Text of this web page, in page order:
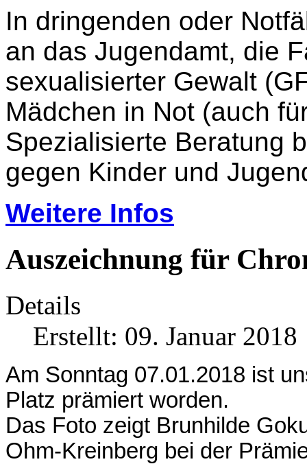
In dringenden oder
an das Jugendamt, die
sexualisierter Gewalt
Mädchen in Not (auch
Spezialisierte Beratung
gegen Kinder und
Weitere Infos
Auszeichnung für
Details
Erstellt: 09. Januar 2018
Am Sonntag 07.01.2018 ist
Platz prämiert worden.
Das Foto zeigt Brunhilde
Ohm-Kreinberg bei der